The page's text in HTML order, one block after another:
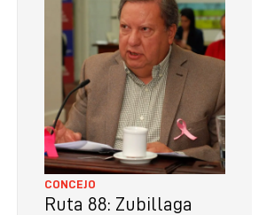
CONCEJO
Ruta 88: Zubillaga